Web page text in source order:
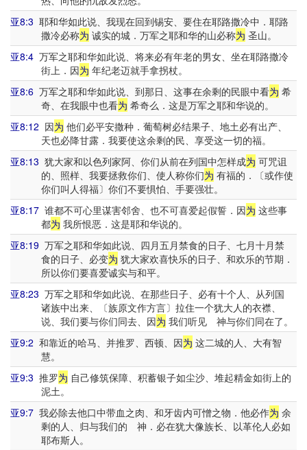
亚8:3 耶和华如此说、我现在回到锡安、要住在耶路撒冷中．耶路
撒冷必称为 诚实的城．万军之耶和华的山必称为 圣山。
亚8:4 万军之耶和华如此说、将来必有年老的男女、坐在耶路撒冷
街上．因为 年纪老迈就手拿拐杖。
亚8:6 万军之耶和华如此说、到那日、这事在余剩的民眼中看为 希
奇、在我眼中也看为 希奇么．这是万军之耶和华说的。
亚8:12 因为 他们必平安撒种．葡萄树必结果子、地土必有出产、
天也必降甘露．我要使这余剩的民、享受这一切的福。
亚8:13 犹大家和以色列家阿、你们从前在列国中怎样成为 可咒诅
的、照样、我要拯救你们、使人称你们为 有福的．〔或作使
你们叫人得福〕你们不要惧怕、手要强壮。
亚8:17 谁都不可心里谋害邻舍、也不可喜爱起假誓．因为 这些事
都为 我所恨恶．这是耶和华说的。
亚8:19 万军之耶和华如此说、四月五月禁食的日子、七月十月禁
食的日子、必变为 犹大家欢喜快乐的日子、和欢乐的节期．
所以你们要喜爱诚实与和平。
亚8:23 万军之耶和华如此说、在那些日子、必有十个人、从列国
诸族中出来、〔族原文作方言〕拉住一个犹大人的衣襟、
说、我们要与你们同去、因为 我们听见 神与你们同在了。
亚9:2 和靠近的哈马、并推罗、西顿、因为 这二城的人、大有智
慧。
亚9:3 推罗为 自己修筑保障、积蓄银子如尘沙、堆起精金如街上的
泥土。
亚9:7 我必除去他口中带血之肉、和牙齿内可憎之物．他必作为 余
剩的人、归与我们的 神．必在犹大像族长、以革伦人必如
耶布斯人。